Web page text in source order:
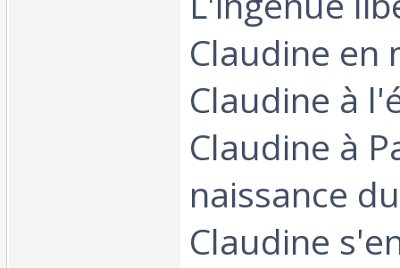
Claudine en
Claudine à
Claudine à
naissance
Claudine